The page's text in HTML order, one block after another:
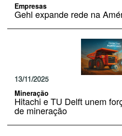
Empresas
Gehl expande rede na
13/11/2025
Mineração
Hitachi e TU Delft unem
de mineração